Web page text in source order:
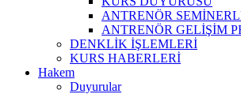
ANTRENÖR
ANTRENÖR GELİŞİM
DENKLİK İŞLEMLERİ
KURS HABERLERİ
Hakem
Duyurular